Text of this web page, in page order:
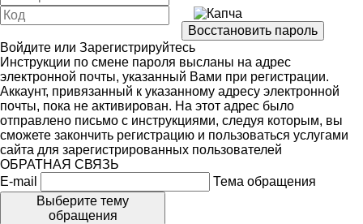
Войдите или Зарегистрируйтесь
Инструкции по смене пароля высланы на адрес
электронной почты, указанный Вами при регистрации.
Аккаунт, привязанный к указанному адресу электронной
почты, пока не активирован. На этот адрес было
отправлено письмо с инструкциями, следуя которым, вы
сможете закончить регистрацию и пользоваться услугами
сайта для зарегистрированных пользователей
ОБРАТНАЯ СВЯЗЬ
E-mail
Тема обращения
Выберите тему
обращения